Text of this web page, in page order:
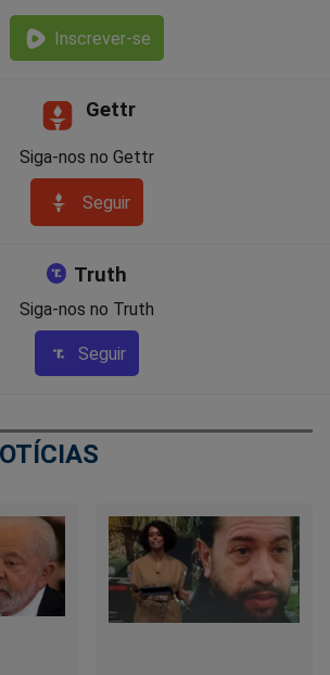
Inscrever-se
Gettr
Siga-nos no Gettr
Seguir
Truth
Siga-nos no Truth
Seguir